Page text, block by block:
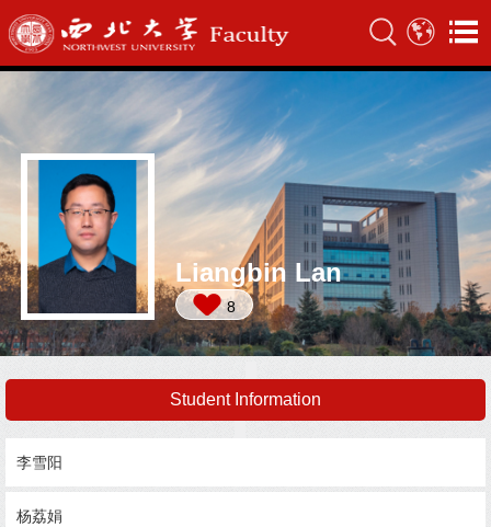
Liangbin Lan
8
Student Information
李雪阳
杨荔娟